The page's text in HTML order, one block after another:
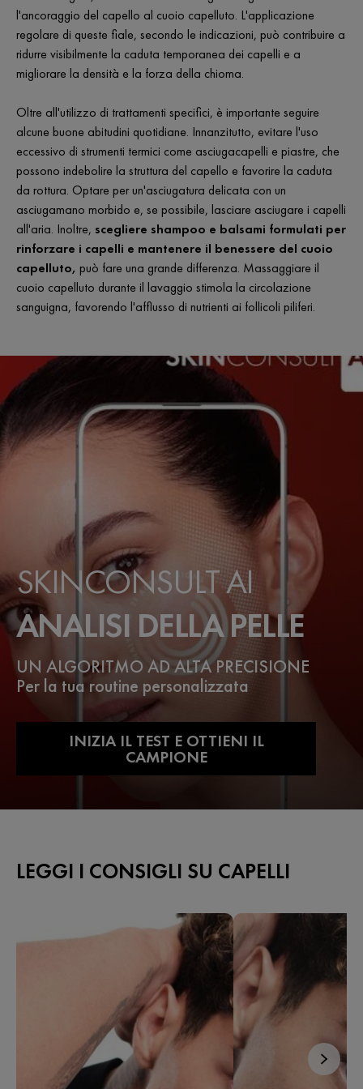
l'ancoraggio del capello al cuoio capelluto. L'applicazione
regolare di queste fiale, secondo le indicazioni, può contribuire a
ridurre visibilmente la caduta temporanea dei capelli e a
migliorare la densità e la forza della chioma.
Oltre all'utilizzo di trattamenti specifici, è importante seguire
alcune buone abitudini quotidiane. Innanzitutto, evitare l'uso
eccessivo di strumenti termici come asciugacapelli e piastre, che
possono indebolire la struttura del capello e favorire la caduta
da rottura. Optare per un'asciugatura delicata con un
asciugamano morbido e, se possibile, lasciare asciugare i capelli
all'aria. Inoltre, scegliere shampoo e balsami formulati per
rinforzare i capelli e mantenere il benessere del cuoio
capelluto, può fare una grande differenza. Massaggiare il
cuoio capelluto durante il lavaggio stimola la circolazione
sanguigna, favorendo l'afflusso di nutrienti ai follicoli piliferi.
SKINCONSULT AI
ANALISI DELLA PELLE
UN ALGORITMO AD ALTA PRECISIONE
Per la tua routine personalizzata
INIZIA IL TEST E OTTIENI IL
CAMPIONE
LEGGI I CONSIGLI SU CAPELLI